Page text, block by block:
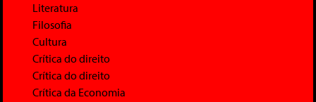
Literatura
Filosofia
Cultura
Crítica do direito
Crítica do direito
Crítica da Economia